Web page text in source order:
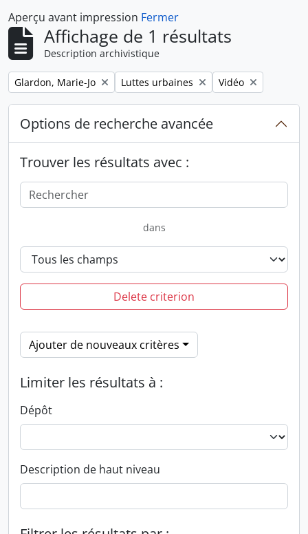
Aperçu avant impression Fermer
Affichage de 1 résultats
Description archivistique
Remove filter:
Glardon, Marie-Jo Remove filter:
Luttes urbaines Remove filter:
Vidéo
Options de recherche avancée
Trouver les résultats avec :
dans
Delete criterion
Ajouter de nouveaux critères
Limiter les résultats à :
Dépôt
Description de haut niveau